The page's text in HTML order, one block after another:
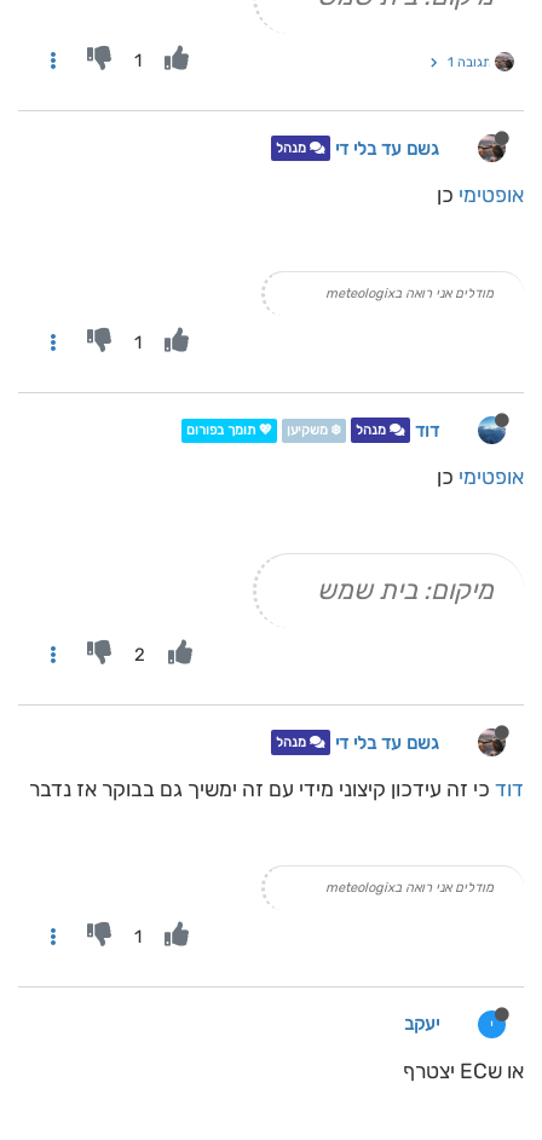
תגובה 1 1
גשם עד בלי די מנהל
אופטימי כן
מודלים אני רואה בmeteologix
1
דוד מנהל ❄️ משקיען 💖 תומך בפורום
אופטימי כן
מיקום: בית שמש
2
גשם עד בלי די מנהל
דוד כי זה עידכון קיצוני מידי עם זה ימשיך גם בבוקר אז נדבר
מודלים אני רואה בmeteologix
1
י יעקב
או שEC יצטרף